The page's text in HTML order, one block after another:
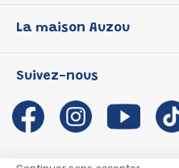
P'tit Loup
Les Influenceuses
Migali
Petite Taupe
La maison Auzou
Notre histoire
Auzou s'engage
Auteurs et illustrateurs Auzou
Suivez-nous